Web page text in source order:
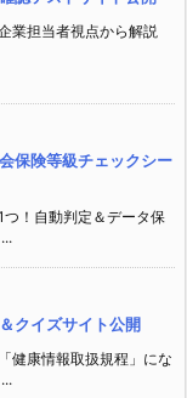
業担当者視点から解説
保険等級チェックシー
つ！自動判定＆データ保
クイズサイト公開
健康情報取扱規程」にな